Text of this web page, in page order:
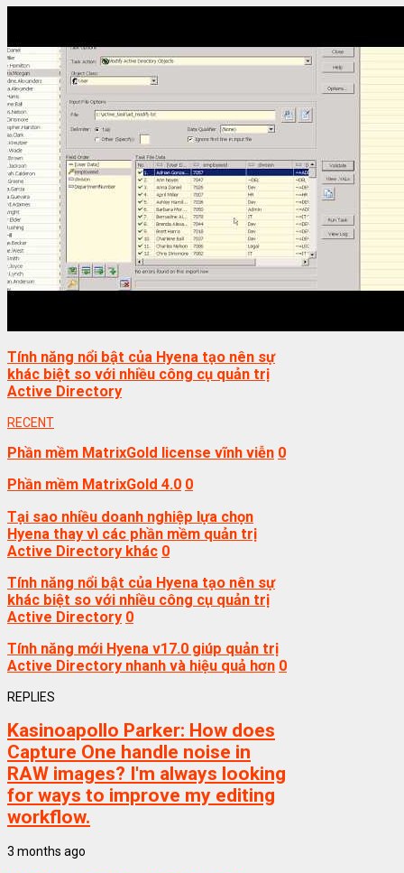
Tính năng nổi bật của Hyena tạo nên sự
khác biệt so với nhiều công cụ quản trị
Active Directory
RECENT
Phần mềm MatrixGold license vĩnh viễn 0
Phần mềm MatrixGold 4.0 0
Tại sao nhiều doanh nghiệp lựa chọn
Hyena thay vì các phần mềm quản trị
Active Directory khác 0
Tính năng nổi bật của Hyena tạo nên sự
khác biệt so với nhiều công cụ quản trị
Active Directory 0
Tính năng mới Hyena v17.0 giúp quản trị
Active Directory nhanh và hiệu quả hơn 0
REPLIES
Kasinoapollo Parker: How does
Capture One handle noise in
RAW images? I'm always looking
for ways to improve my editing
workflow.
3 months ago